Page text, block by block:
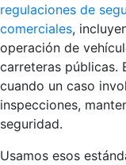
regulaciones de
comerciales,
operación de
carreteras públicas.
cuando un caso
inspecciones,
seguridad.
Usamos esos